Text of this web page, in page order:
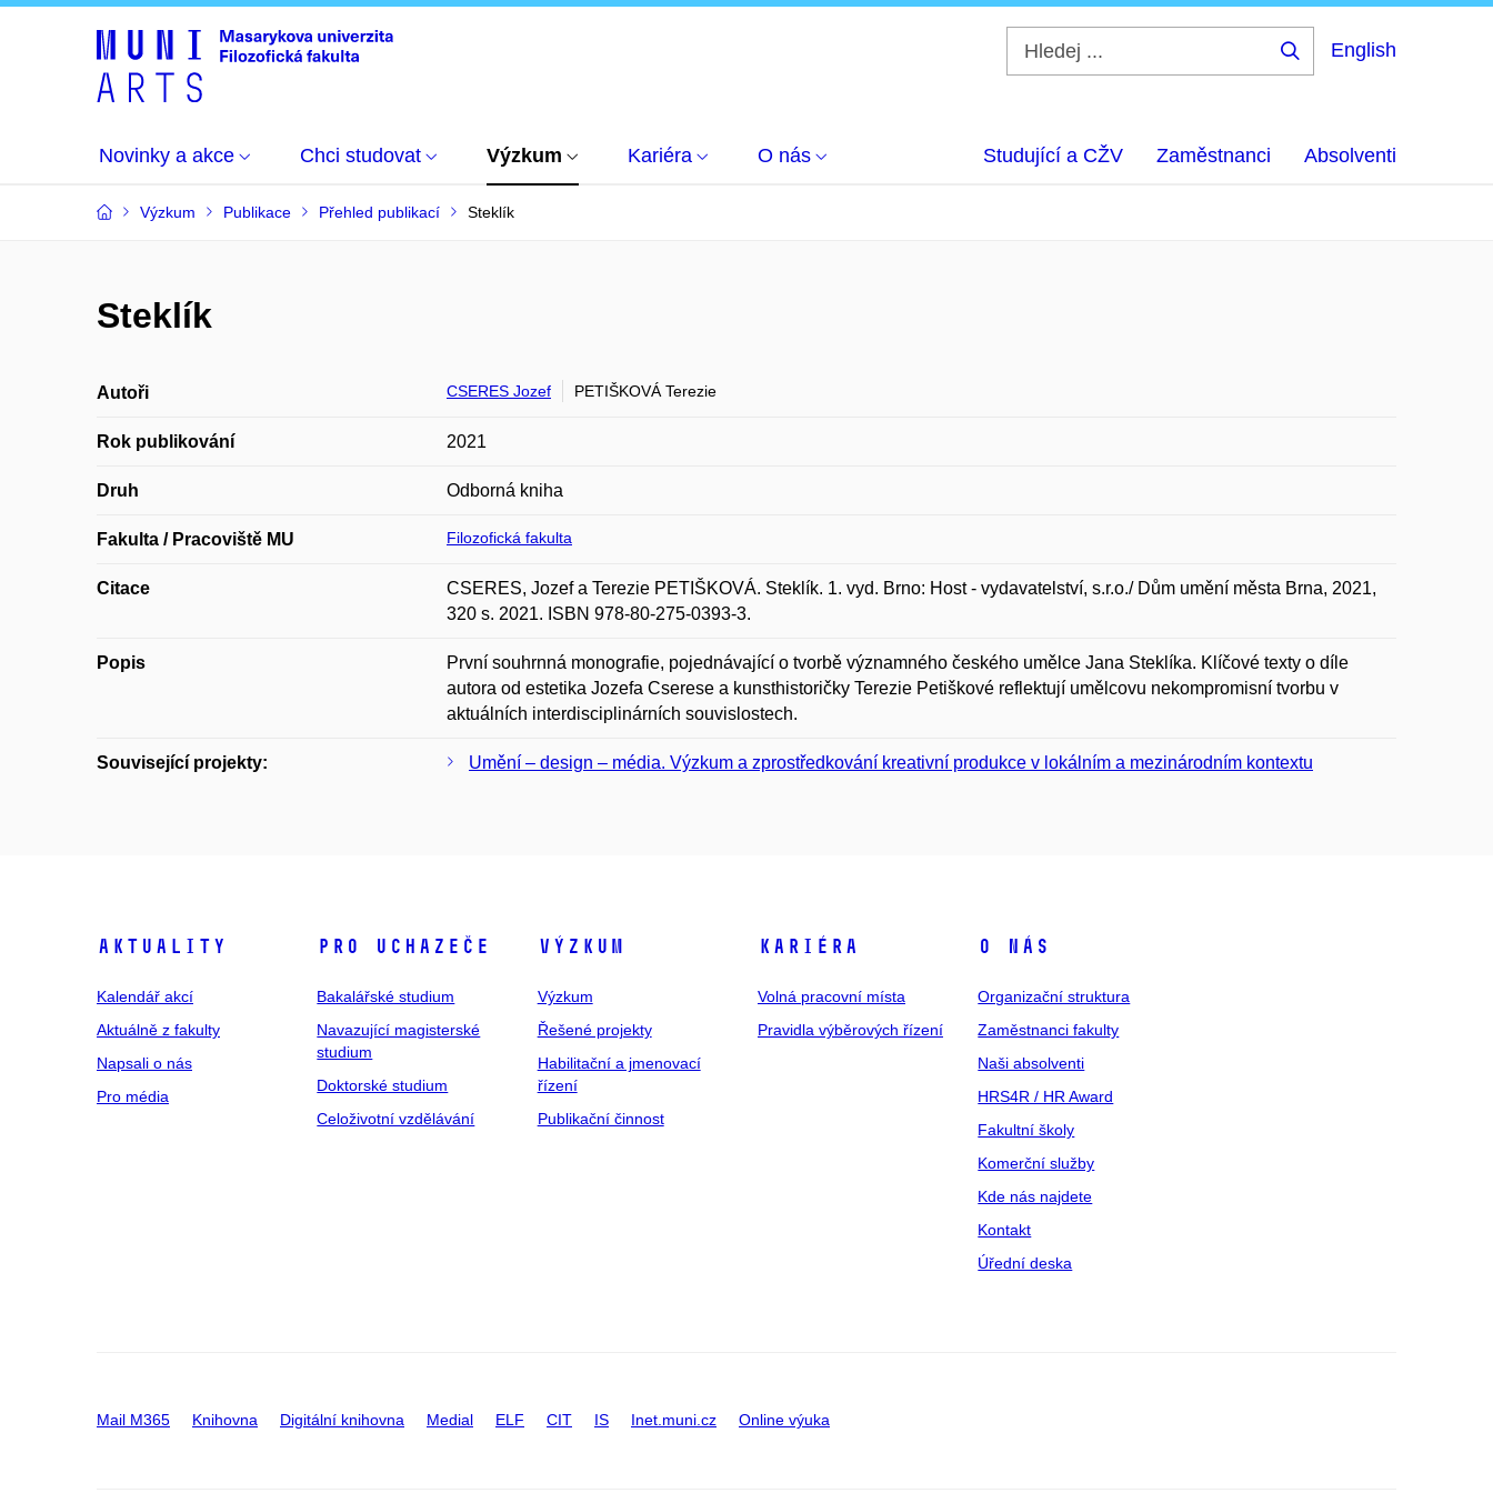
English
Novinky a akce Chci studovat Výzkum Kariéra O nás Studující a CŽV Zaměstnanci Absolventi
Výzkum Publikace Přehled publikací Steklík
Steklík
Autoři CSERES Jozef PETIŠKOVÁ Terezie
Rok publikování 2021
Druh Odborná kniha
Fakulta / Pracoviště MU Filozofická fakulta
Citace
CSERES, Jozef a Terezie PETIŠKOVÁ. Steklík. 1. vyd. Brno: Host - vydavatelství, s.r.o./ Dům umění města Brna, 2021,
320 s. 2021. ISBN 978-80-275-0393-3.
Popis
První souhrnná monografie, pojednávající o tvorbě významného českého umělce Jana Steklíka. Klíčové texty o díle
autora od estetika Jozefa Cserese a kunsthistoričky Terezie Petiškové reflektují umělcovu nekompromisní tvorbu v
aktuálních interdisciplinárních souvislostech.
Související projekty: Umění – design – média. Výzkum a zprostředkování kreativní produkce v lokálním a mezinárodním kontextu
Aktuality
Kalendář akcí
Aktuálně z fakulty
Napsali o nás
Pro média
Pro uchazeče
Bakalářské studium
Navazující magisterské
studium
Doktorské studium
Celoživotní vzdělávání
Výzkum
Výzkum
Řešené projekty
Habilitační a jmenovací
řízení
Publikační činnost
Kariéra
Volná pracovní místa
Pravidla výběrových řízení
O nás
Organizační struktura
Zaměstnanci fakulty
Naši absolventi
HRS4R / HR Award
Fakultní školy
Komerční služby
Kde nás najdete
Kontakt
Úřední deska
Mail M365 Knihovna Digitální knihovna Medial ELF CIT IS Inet.muni.cz Online výuka